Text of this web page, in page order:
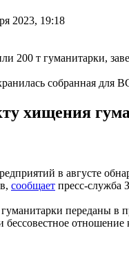
2023, 19:18
собранная для
хищения
в августе
сообщает пресс-служба
переданы в
бессовестное